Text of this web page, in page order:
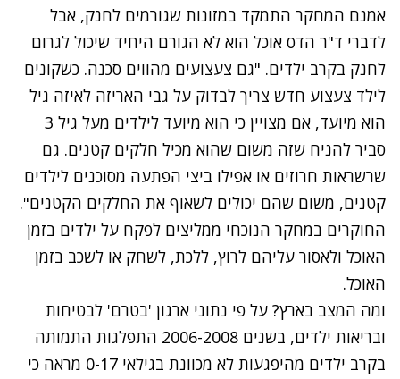
אמנם המחקר התמקד במזונות שגורמים לחנק, אבל
לדברי ד"ר הדס אוכל הוא לא הגורם היחיד שיכול לגרום
לחנק בקרב ילדים. "גם צעצועים מהווים סכנה. כשקונים
לילד צעצוע חדש צריך לבדוק על גבי האריזה לאיזה גיל
הוא מיועד, אם מצויין כי הוא מיועד לילדים מעל גיל 3
סביר להניח שזה משום שהוא מכיל חלקים קטנים. גם
שרשראות חרוזים או אפילו ביצי הפתעה מסוכנים לילדים
קטנים, משום שהם יכולים לשאוף את החלקים הקטנים".
נתקלנו בבעיה
נסה שוב
החוקרים במחקר הנוכחי ממליצים לפקח על ילדים בזמן
האוכל ולאסור עליהם לרוץ, ללכת, לשחק או לשכב בזמן
האוכל.
ומה המצב בארץ? על פי נתוני ארגון 'בטרם' לבטיחות
ובריאות ילדים,
בשנים 2006-2008 התפלגות התמותה
בקרב ילדים מהיפגעות לא מכוונת בגילאי 0-17 מראה כי